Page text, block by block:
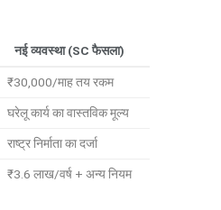
नई व्यवस्था (SC फैसला)
₹30,000/माह तय रकम
घरेलू कार्य का वास्तविक मूल्य
राष्ट्र निर्माता का दर्जा
₹3.6 लाख/वर्ष + अन्य नियम